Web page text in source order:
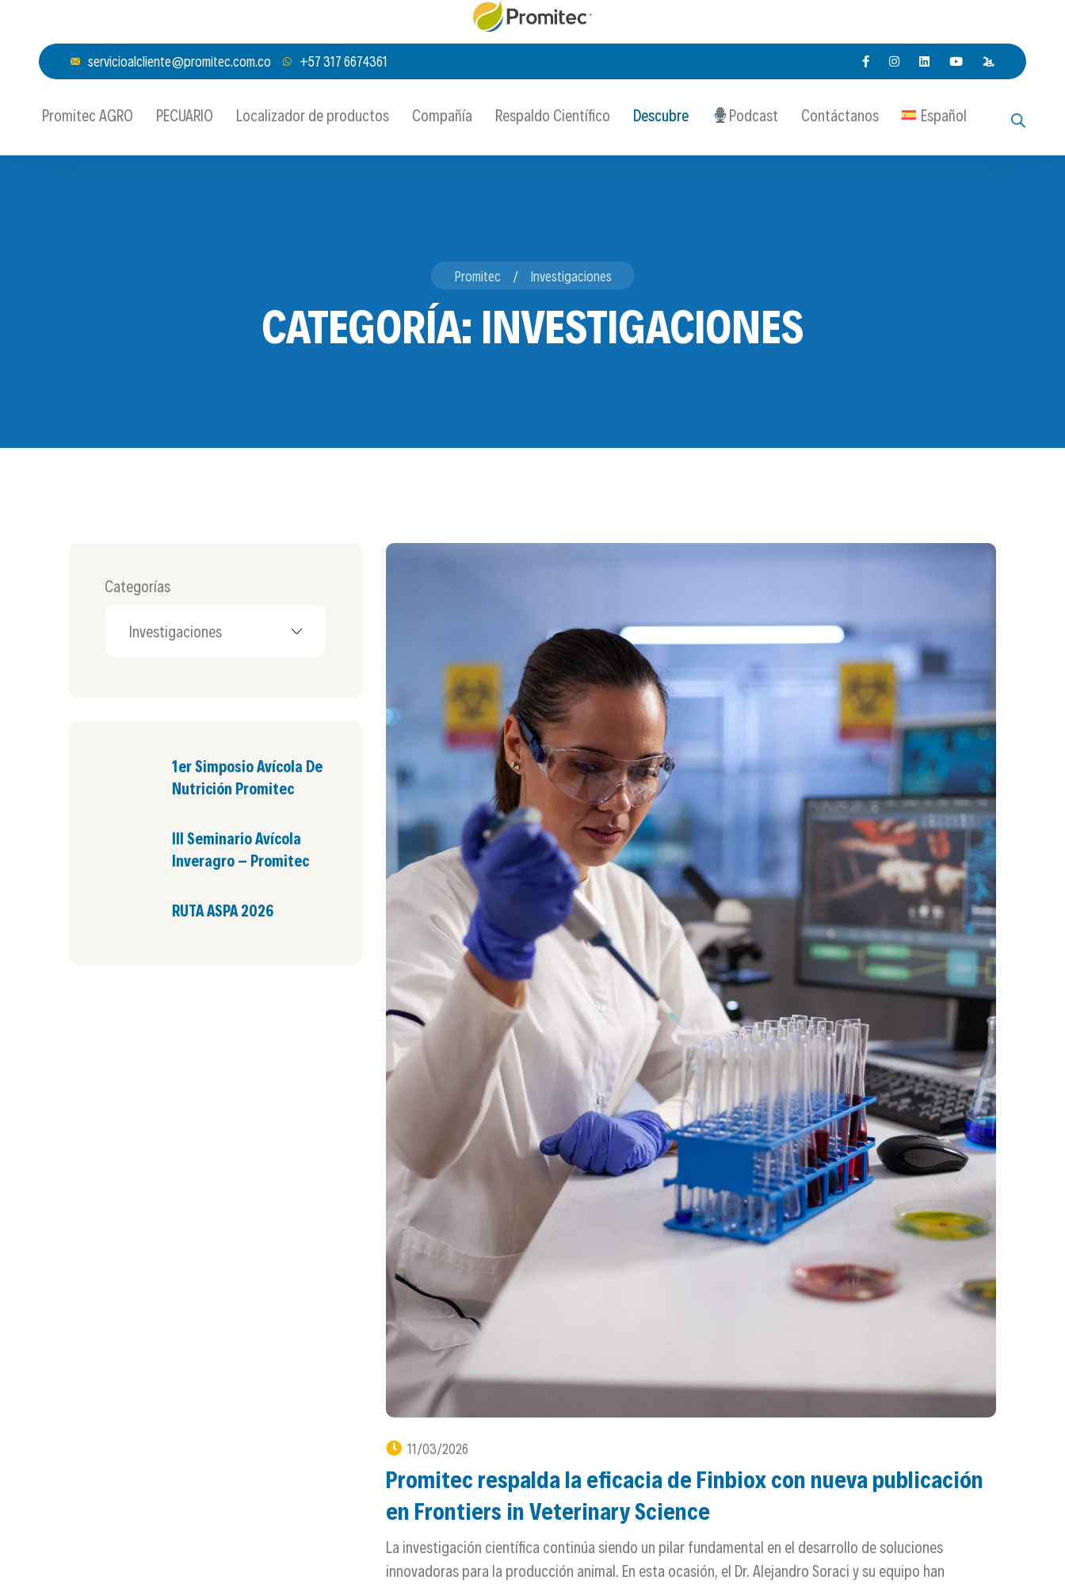
servicioalcliente@promitec.com.co +57 317 6674361
Promitec AGRO PECUARIO Localizador de productos Compañía Respaldo Científico Descubre Podcast Contáctanos Español
Promitec Investigaciones
CATEGORÍA: INVESTIGACIONES
11/03/2026
Promitec respalda la eficacia de Finbiox con nueva publicación
en Frontiers in Veterinary Science
La investigación científica continúa siendo un pilar fundamental en el desarrollo de soluciones
innovadoras para la producción animal. En esta ocasión, el Dr. Alejandro Soraci y su equipo han
Categorías
1er Simposio Avícola De
Nutrición Promitec
III Seminario Avícola
Inveragro – Promitec
RUTA ASPA 2026